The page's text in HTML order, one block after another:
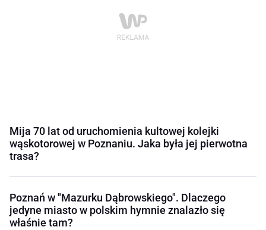
Mija 70 lat od uruchomienia kultowej kolejki
wąskotorowej w Poznaniu. Jaka była jej pierwotna
trasa?
Poznań w "Mazurku Dąbrowskiego". Dlaczego
jedyne miasto w polskim hymnie znalazło się
właśnie tam?